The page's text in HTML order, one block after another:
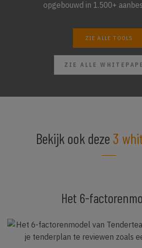
opgebouwd in 1.500+
ZIE ALLE TOOLS
ZIE ALLE
Bekijk ook deze 3
Het 6-